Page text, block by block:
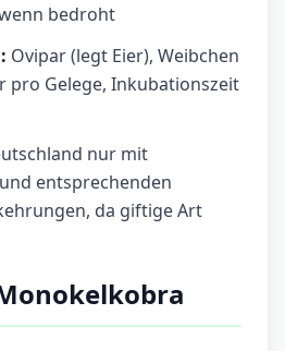
bedroht
Ovipar (legt Eier), Weibchen
pro Gelege, Inkubationszeit
nur mit
entsprechenden
da giftige Art